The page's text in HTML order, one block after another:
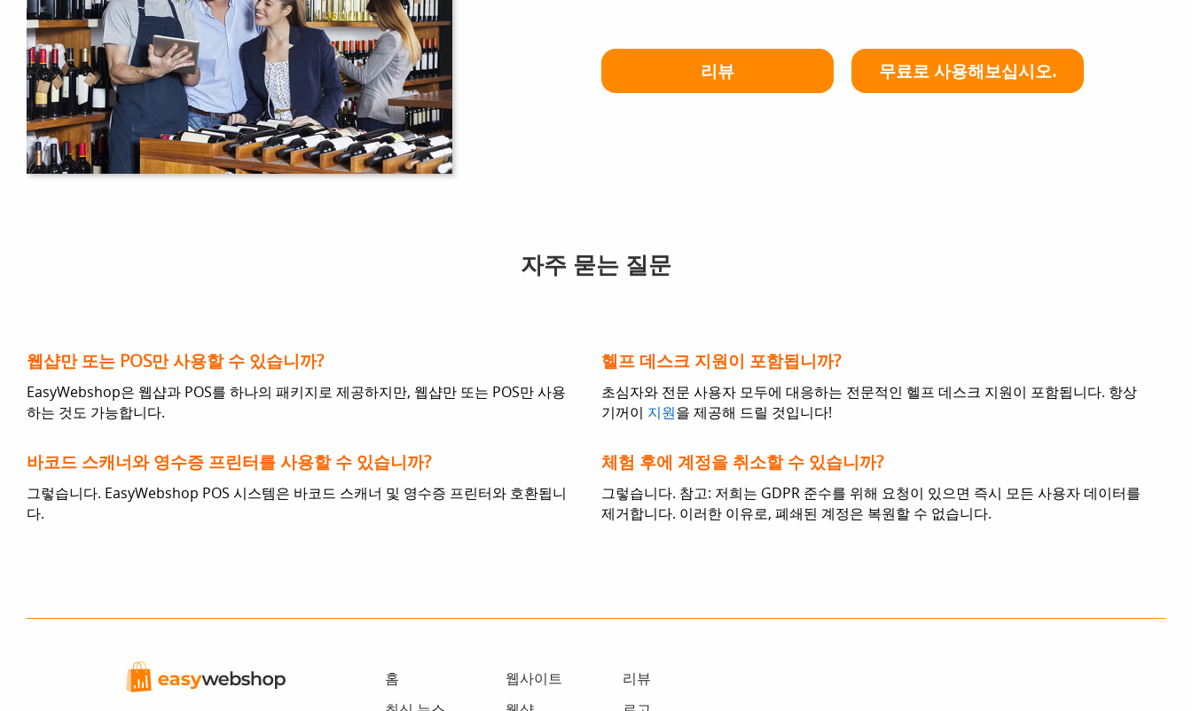
리뷰 무료로 사용해보십시오.
자주 묻는 질문
웹샵만 또는 POS만 사용할 수 있습니까?
EasyWebshop은 웹샵과 POS를 하나의 패키지로 제공하지만, 웹샵만 또는 POS만 사용
하는 것도 가능합니다.
바코드 스캐너와 영수증 프린터를 사용할 수 있습니까?
그렇습니다. EasyWebshop POS 시스템은 바코드 스캐너 및 영수증 프린터와 호환됩니
다.
헬프 데스크 지원이 포함됩니까?
초심자와 전문 사용자 모두에 대응하는 전문적인 헬프 데스크 지원이 포함됩니다. 항상
기꺼이 지원을 제공해 드릴 것입니다!
체험 후에 계정을 취소할 수 있습니까?
그렇습니다. 참고: 저희는 GDPR 준수를 위해 요청이 있으면 즉시 모든 사용자 데이터를
제거합니다. 이러한 이유로, 폐쇄된 계정은 복원할 수 없습니다.
홈
웹사이트
리뷰